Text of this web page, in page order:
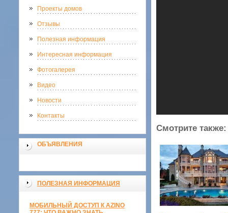
Проекты домов
Отзывы
Полезная информация
Интересная информация
Фотогалерея
Видео
Новости
Контакты
ОБЪЯВЛЕНИЯ
ПОЛЕЗНАЯ ИНФОРМАЦИЯ
МОБИЛЬНЫЙ ДОСТУП К AZINO
Смотрите также: